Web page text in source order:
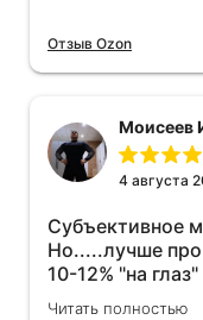
Отзыв Ozon
Моисеев
4 августа
Субъективное
Но.....лучше
10-12% "на
Покатаюсь,
Читать полностью